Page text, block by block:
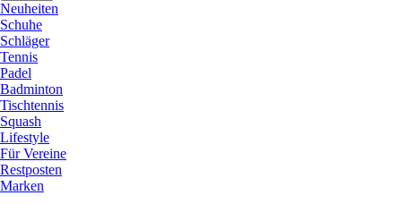
Neuheiten
Schuhe
Schläger
Tennis
Padel
Badminton
Tischtennis
Squash
Lifestyle
Für Vereine
Restposten
Marken